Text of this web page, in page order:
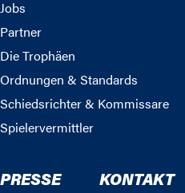
Jobs
Partner
Die Trophäen
Ordnungen & Standards
Schiedsrichter & Kommissare
Spielervermittler
PRESSE KONTAKT